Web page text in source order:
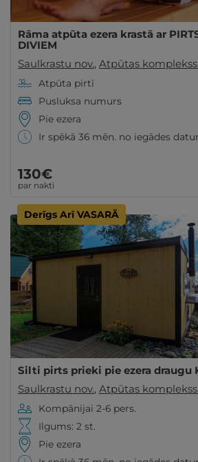
Rāma atpūta ezera krastā ar
DIVIEM
Saulkrastu nov., Atpūtas
Atpūta pirtī
Pusluksa numurs
Pie ezera
Ir spēkā 36 mēn. no iegādes
130€
par nakti
Derīgs Arī VASARĀ
Silti pirts prieki pie ezera draugu
Saulkrastu nov., Atpūtas
Kompānijai 2-6 pers.
Ilgums: 2 st.
Pie ezera